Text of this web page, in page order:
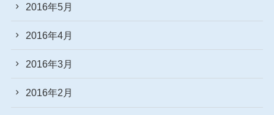
2016年5月
2016年4月
2016年3月
2016年2月